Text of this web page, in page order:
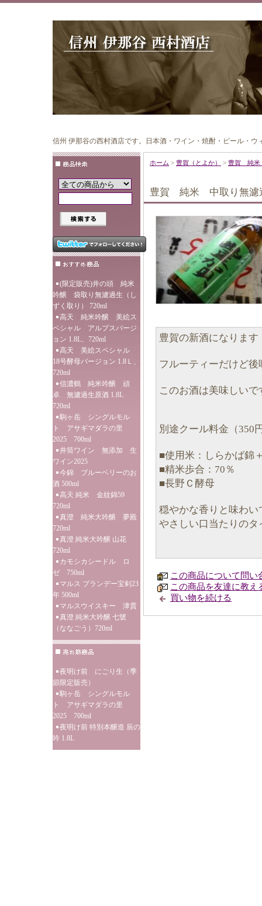
信州 伊那谷の西村酒店です。日本酒・ワイン・焼酎・ビール・
(限定販売)井の頭 純米
吟醸 袋取り無濾過生（し
ずく取り） 720ml
高天 純米吟醸 美絵ス
ペシャル アルプスバージ
ョン 1.8L、720ml
高天 美絵スペシャル
18号酵母バージョン 1.8Ｌ、
720ml
信濃鶴 純米吟醸 頑
卓 無濾過生原酒 1.8L
720ml
駒ヶ岳 シングルモル
ト アサギマダラの里
2025 700ml
井筒ワイン 無添加 生
ワイン2025
今錦 ブルーベリーのお
酒 500ml
高天 純米 金紋錦59
720ml
真澄 純米大吟醸 夢殿
720ml
真澄 純米大吟醸 山花
720ml
カモシカシードル ロ
ゼ 750ml
マルス ブランデー宝剣23
年 500ml
マルスウイスキー 津貫
真澄 純米大吟醸 七號
（ななごう）720ml
夜明け前 にごり生（季
節限定販売）
駒ヶ岳 シングルモル
ト アサギマダラの里
2025 700ml
夜明け前 特別本醸造 辰の
吟 1.8L
ホーム > 豊賀（とよか） > 豊賀 純米
豊賀 純米 中取り無濾
豊賀の新酒になります
フルーティーだけど
このお酒は美味しいで
別途クール料金（350
■使用米：しらかば錦
■精米歩合：70％
■長野Ｃ酵母
穏やかな香りと味わ
やさしい口当たりの
この商品について問い
この商品を友達に教え
買い物を続ける